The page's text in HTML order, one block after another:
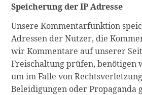
Speicherung der IP Adresse
Unsere Kommentarfunktion
Adressen der Nutzer, die
wir Kommentare auf unserer
Freischaltung prüfen, benötigen
um im Falle von
Beleidigungen oder Propaganda